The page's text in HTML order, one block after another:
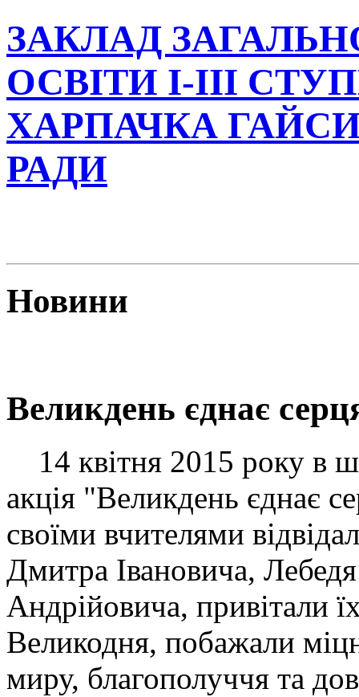
ЗАКЛАД
ОСВІТИ І-ІІІ
ХАРПАЧКА
РАДИ
Новини
Великдень єднає
14 квітня 2015 року в
акція "Великдень єднає
своїми вчителями
Дмитра Івановича,
Андрійовича, привітали
Великодня, побажали
миру, благополуччя та